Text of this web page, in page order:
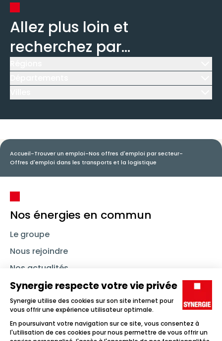
Allez plus loin et
recherchez par...
Accueil-Trouver un emploi-Nos offres d'emploi par secteur-
Offres d'emploi dans les transports et la logistique
Nos énergies en commun
Le groupe
Nous rejoindre
Nos actualités
Nous contacter
Linkedin SynergieInstagramTikTok Youtube